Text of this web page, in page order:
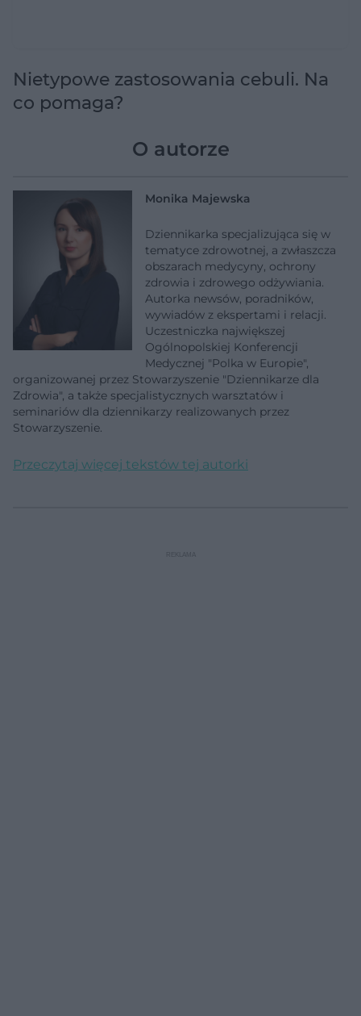
Nietypowe zastosowania cebuli. Na
co pomaga?
O autorze
Monika Majewska
Dziennikarka specjalizująca się w
tematyce zdrowotnej, a zwłaszcza
obszarach medycyny, ochrony
zdrowia i zdrowego odżywiania.
Autorka newsów, poradników,
wywiadów z ekspertami i relacji.
Uczestniczka największej
Ogólnopolskiej Konferencji
Medycznej "Polka w Europie",
organizowanej przez Stowarzyszenie "Dziennikarze dla
Zdrowia", a także specjalistycznych warsztatów i
seminariów dla dziennikarzy realizowanych przez
Stowarzyszenie.
Przeczytaj więcej tekstów tej autorki